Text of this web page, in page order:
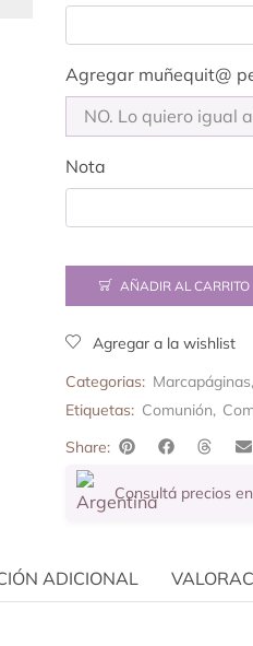
Agregar muñequit@
Nota
AÑADIR AL CARRITO
Agregar a la wishlist
Categorias: Marcapáginas,
Etiquetas: Comunión,
Share:
Consultá precios
ADICIONAL